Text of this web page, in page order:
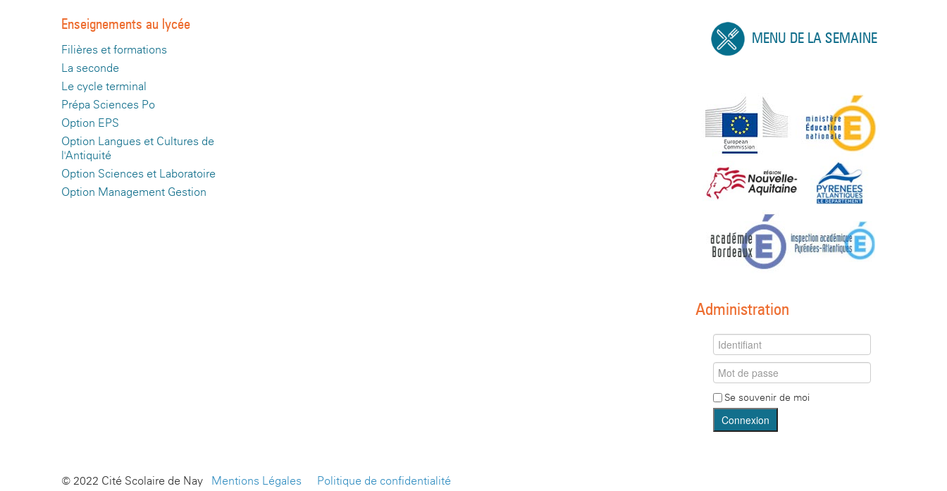
Enseignements au lycée
Filières et formations
La seconde
Le cycle terminal
Prépa Sciences Po
Option EPS
Option Langues et Cultures de
l'Antiquité
Option Sciences et Laboratoire
Option Management Gestion
MENU DE LA SEMAINE
Administration
Se souvenir de moi
Connexion
© 2022 Cité Scolaire de Nay - Mentions Légales Politique de confidentialité